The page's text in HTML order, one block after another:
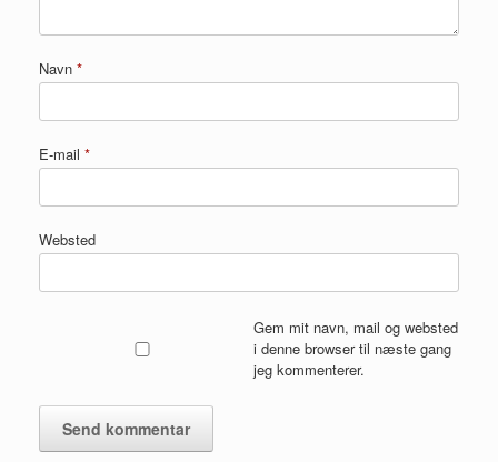
Navn *
E-mail *
Websted
Gem mit navn, mail og websted
i denne browser til næste gang
jeg kommenterer.